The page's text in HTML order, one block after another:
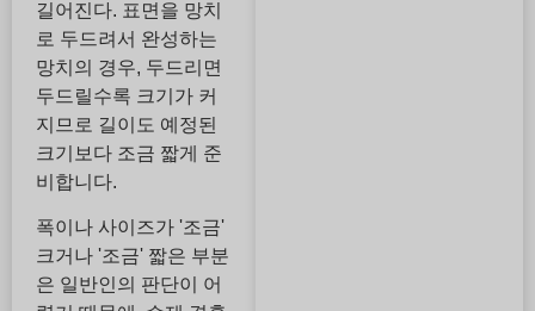
길어진다. 표면을 망치
로 두드려서 완성하는
망치의 경우, 두드리면
두드릴수록 크기가 커
지므로 길이도 예정된
크기보다 조금 짧게 준
비합니다.
폭이나 사이즈가 '조금'
크거나 '조금' 짧은 부분
은 일반인의 판단이 어